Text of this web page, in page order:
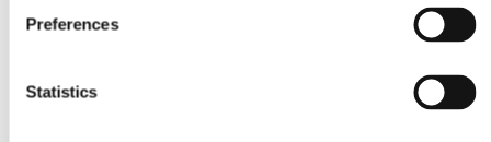
Preferences
Statistics
Pagalba
Kategorija